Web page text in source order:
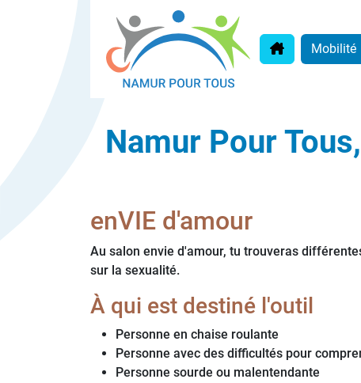
Aller au contenu
Retour à la
Mobilité
Namur Pour
enVIE d'amour
Au salon envie d'amour, tu trouveras
sur la sexualité.
À qui est destiné l'outil
Personne en chaise roulante
Personne avec des difficultés pour
Personne sourde ou malentendante